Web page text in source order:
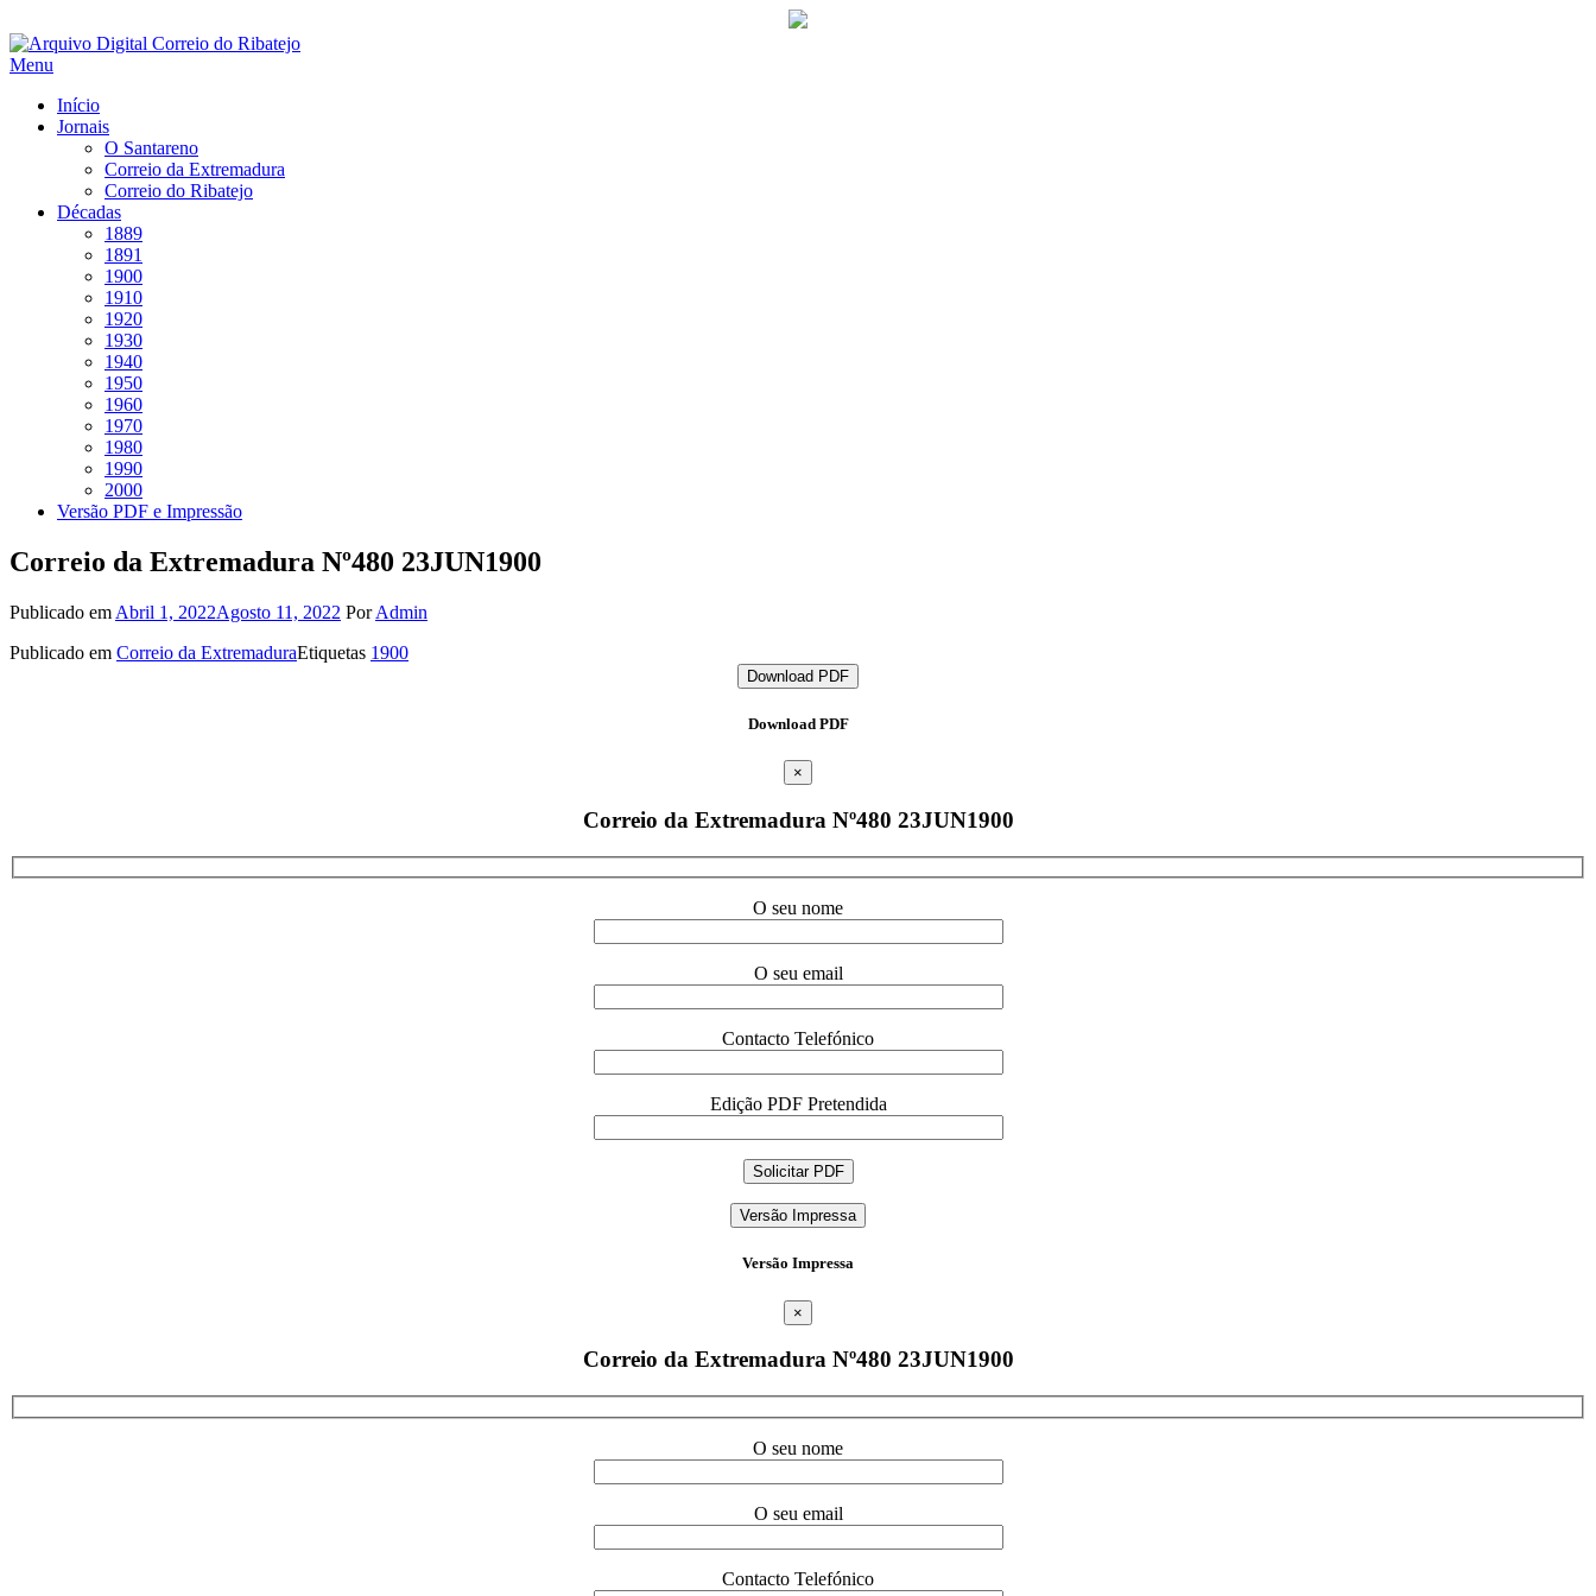
Saltar
para
Menu
Início
Jornais
O Santareno
Correio da Extremadura
Correio do Ribatejo
Décadas
1889
1891
1900
1910
1920
1930
1940
1950
1960
1970
1980
1990
2000
Versão PDF e Impressão
Correio da Extremadura Nº480 23JUN1900
Publicado em Abril 1, 2022Agosto 11, 2022 PorAdmin
Publicado em Correio da ExtremaduraEtiquetas 1900
Download PDF
Download PDF
×
Correio da Extremadura Nº480 23JUN1900
O seu nome
O seu email
Contacto Telefónico
Edição PDF Pretendida
Versão Impressa
Versão Impressa
×
Correio da Extremadura Nº480 23JUN1900
O seu nome
O seu email
Contacto Telefónico